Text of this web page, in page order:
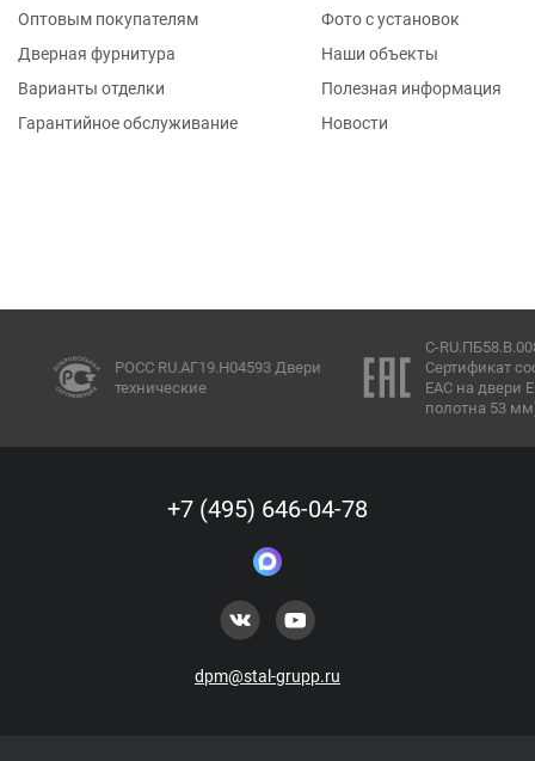
Оптовым покупателям
Дверная фурнитура
Варианты отделки
Гарантийное обслуживание
Фото с установок
Наши объекты
Полезная информация
Новости
РОСС RU.АГ19.Н04593 Двери
технические
C-RU.ПБ58.В.00847/
Сертификат
ЕАС на двери EI60
полотна 53 мм)
+7 (495) 646-04-78
dpm@stal-grupp.ru